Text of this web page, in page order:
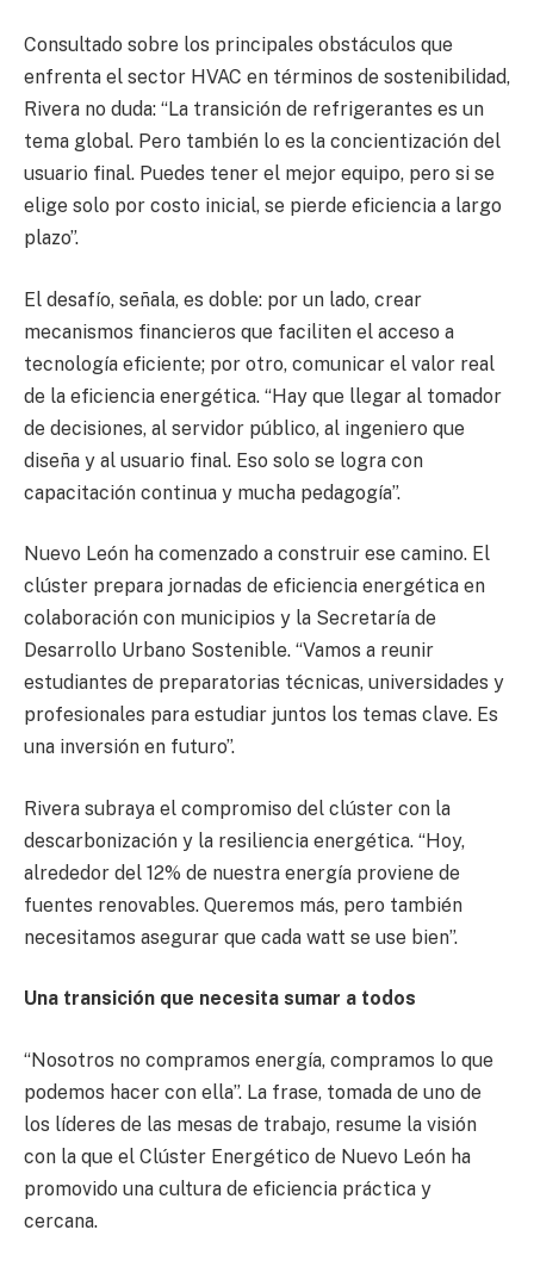
Consultado sobre los principales obstáculos que
enfrenta el sector HVAC en términos de sostenibilidad,
Rivera no duda: “La transición de refrigerantes es un
tema global. Pero también lo es la concientización del
usuario final. Puedes tener el mejor equipo, pero si se
elige solo por costo inicial, se pierde eficiencia a largo
plazo”.
El desafío, señala, es doble: por un lado, crear
mecanismos financieros que faciliten el acceso a
tecnología eficiente; por otro, comunicar el valor real
de la eficiencia energética. “Hay que llegar al tomador
de decisiones, al servidor público, al ingeniero que
diseña y al usuario final. Eso solo se logra con
capacitación continua y mucha pedagogía”.
Nuevo León ha comenzado a construir ese camino. El
clúster prepara jornadas de eficiencia energética en
colaboración con municipios y la Secretaría de
Desarrollo Urbano Sostenible. “Vamos a reunir
estudiantes de preparatorias técnicas, universidades y
profesionales para estudiar juntos los temas clave. Es
una inversión en futuro”.
Rivera subraya el compromiso del clúster con la
descarbonización y la resiliencia energética. “Hoy,
alrededor del 12% de nuestra energía proviene de
fuentes renovables. Queremos más, pero también
necesitamos asegurar que cada watt se use bien”.
Una transición que necesita sumar a todos
“Nosotros no compramos energía, compramos lo que
podemos hacer con ella”. La frase, tomada de uno de
los líderes de las mesas de trabajo, resume la visión
con la que el Clúster Energético de Nuevo León ha
promovido una cultura de eficiencia práctica y
cercana.